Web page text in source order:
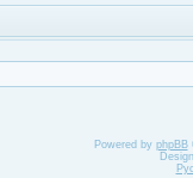
Powered by phpBB